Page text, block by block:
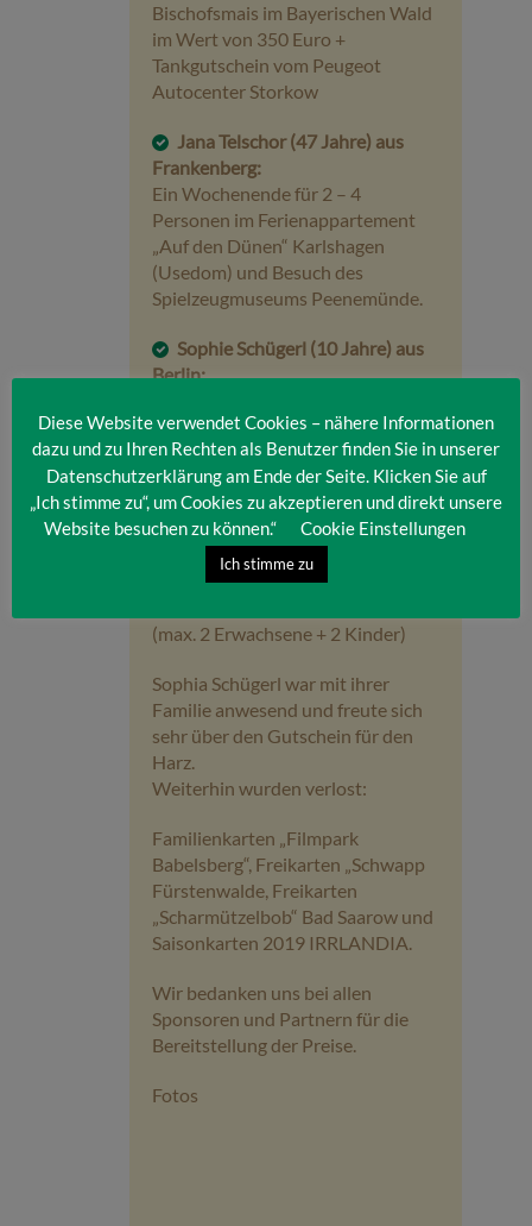
Bischofsmais im Bayerischen Wald
im Wert von 350 Euro +
Tankgutschein vom Peugeot
Autocenter Storkow
Jana Telschor (47 Jahre) aus
Frankenberg:
Ein Wochenende für 2 – 4
Personen im Ferienappartement
„Auf den Dünen“ Karlshagen
(Usedom) und Besuch des
Spielzeugmuseums Peenemünde.
Sophie Schügerl (10 Jahre) aus
Berlin:
Familie (max. 4 Personen) in 1.141
m Höhe im „Brockenhotel“und
Fahrt mit der Brockenbahn.
Tineke Abbes (8 Jahre) aus
Papenburg:
3 Tage auf dem Erlebnishof
(max. 2 Erwachsene + 2 Kinder)
Sophia Schügerl war mit ihrer
Familie anwesend und freute sich
sehr über den Gutschein für den
Harz.
Weiterhin wurden verlost:
Familienkarten „Filmpark
Babelsberg“, Freikarten „Schwapp
Fürstenwalde, Freikarten
„Scharmützelbob“ Bad Saarow und
Saisonkarten 2019 IRRLANDIA.
Wir bedanken uns bei allen
Sponsoren und Partnern für die
Bereitstellung der Preise.
Fotos
Diese Website verwendet Cookies – nähere Informationen
dazu und zu Ihren Rechten als Benutzer finden Sie in unserer
Datenschutzerklärung am Ende der Seite. Klicken Sie auf
„Ich stimme zu“, um Cookies zu akzeptieren und direkt unsere
Website besuchen zu können.“
Cookie Einstellungen
Ich stimme zu